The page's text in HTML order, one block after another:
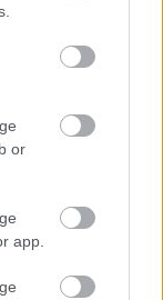
or
app.